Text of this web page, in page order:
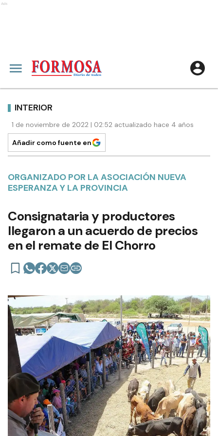
Ads
INTERIOR
1 de noviembre de 2022 | 02:52 actualizado hace 4 años
Añadir como fuente en
ORGANIZADO POR LA ASOCIACIÓN NUEVA
ESPERANZA Y LA PROVINCIA
Consignataria y productores
llegaron a un acuerdo de precios
en el remate de El Chorro